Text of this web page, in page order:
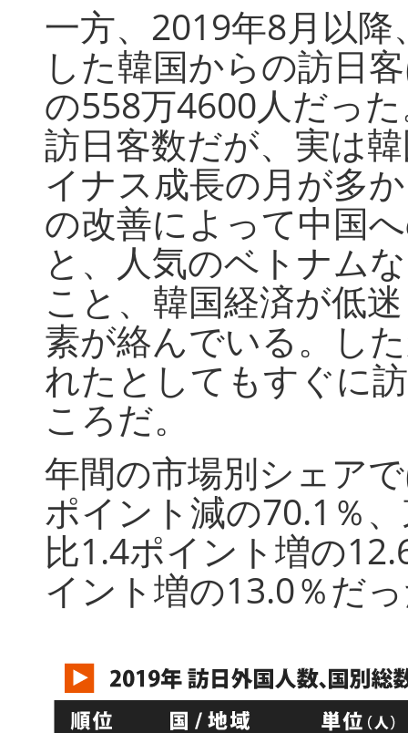
一方、2019年8月以
した韓国からの訪日
の558万4600人だっ
訪日客数だが、実は
イナス成長の月が多
の改善によって中国
と、人気のベトナム
こと、韓国経済が低
素が絡んでいる。し
れたとしてもすぐに
ころだ。
年間の市場別シェア
ポイント減の70.1％
比1.4ポイント増の
イント増の13.0％だ